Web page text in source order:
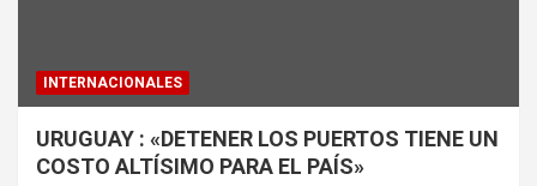
INTERNACIONALES
URUGUAY : «DETENER LOS PUERTOS TIENE UN
COSTO ALTÍSIMO PARA EL PAÍS»